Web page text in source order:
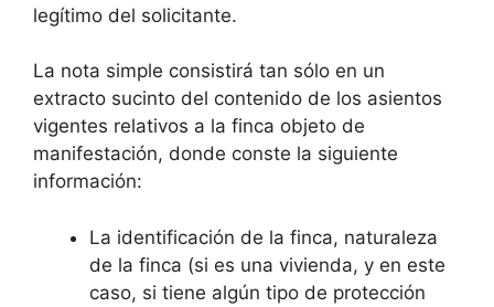
legítimo del solicitante.
La nota simple consistirá tan sólo en un
extracto sucinto del contenido de los asientos
vigentes relativos a la finca objeto de
manifestación, donde conste la siguiente
información:
La identificación de la finca, naturaleza
de la finca (si es una vivienda, y en este
caso, si tiene algún tipo de protección